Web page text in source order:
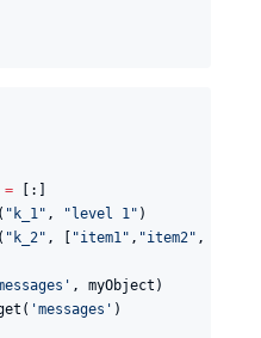
= [:]
" k_1" , " level 1" )
" k_2" , [ "item1" , "item2" , [
' , myObject)
'messages ' )